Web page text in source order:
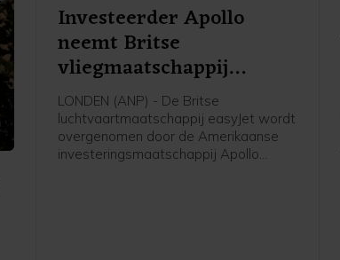
Investeerder Apollo
neemt Britse
vliegmaatschappij
easyJet over
LONDEN (ANP) - De Britse
luchtvaartmaatschappij easyJet wordt
overgenomen door de Amerikaanse
investeringsmaatschappij Apollo